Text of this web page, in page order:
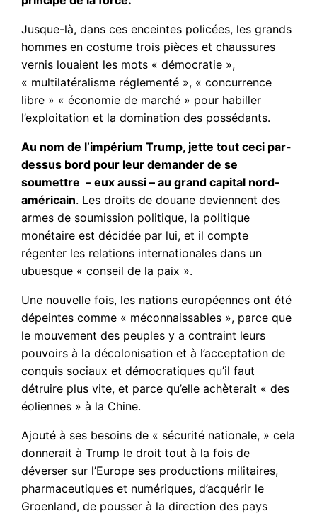
Jusque-là, dans ces enceintes policées, les grands
hommes en costume trois pièces et chaussures
vernis louaient les mots « démocratie »,
« multilatéralisme réglementé », « concurrence
libre » « économie de marché » pour habiller
l’exploitation et la domination des possédants.
Au nom de l’impérium Trump, jette tout ceci par-
dessus bord pour leur demander de se
soumettre – eux aussi – au grand capital nord-
américain. Les droits de douane deviennent des
armes de soumission politique, la politique
monétaire est décidée par lui, et il compte
régenter les relations internationales dans un
ubuesque « conseil de la paix ».
Une nouvelle fois, les nations européennes ont été
dépeintes comme « méconnaissables », parce que
le mouvement des peuples y a contraint leurs
pouvoirs à la décolonisation et à l’acceptation de
conquis sociaux et démocratiques qu’il faut
détruire plus vite, et parce qu’elle achèterait « des
éoliennes » à la Chine.
Ajouté à ses besoins de « sécurité nationale, » cela
donnerait à Trump le droit tout à la fois de
déverser sur l’Europe ses productions militaires,
pharmaceutiques et numériques, d’acquérir le
Groenland, de pousser à la direction des pays